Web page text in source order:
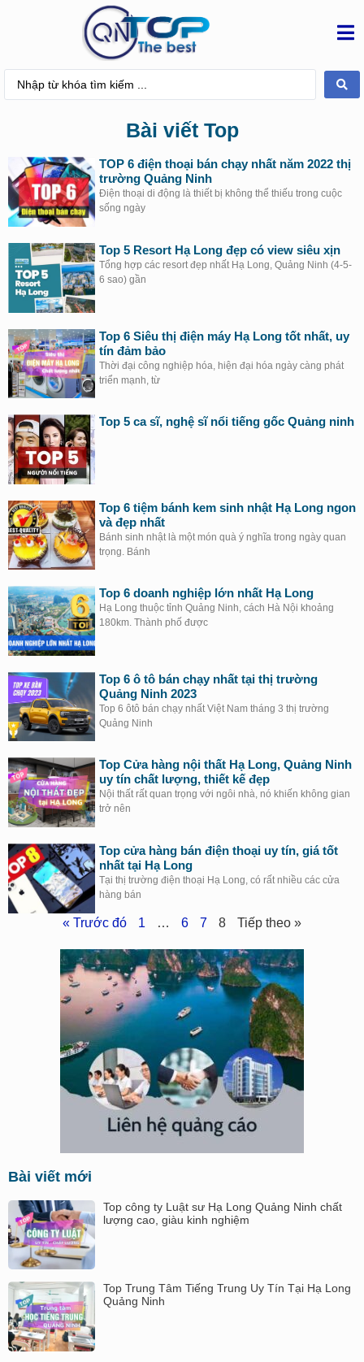
Bài viết Top
TOP 6 điện thoại bán chạy nhất năm 2022 thị
trường Quảng Ninh
Điện thoại di động là thiết bị không thể thiếu trong cuộc
sống ngày
Top 5 Resort Hạ Long đẹp có view siêu xịn
Tổng hợp các resort đẹp nhất Hạ Long, Quảng Ninh (4-5-
6 sao) gần
Top 6 Siêu thị điện máy Hạ Long tốt nhất, uy
tín đảm bảo
Thời đại công nghiệp hóa, hiện đại hóa ngày càng phát
triển mạnh, từ
Top 5 ca sĩ, nghệ sĩ nổi tiếng gốc Quảng ninh
Top 6 tiệm bánh kem sinh nhật Hạ Long ngon
và đẹp nhất
Bánh sinh nhật là một món quà ý nghĩa trong ngày quan
trọng. Bánh
Top 6 doanh nghiệp lớn nhất Hạ Long
Hạ Long thuộc tỉnh Quảng Ninh, cách Hà Nội khoảng
180km. Thành phố được
Top 6 ô tô bán chạy nhất tại thị trường
Quảng Ninh 2023
Top 6 ôtô bán chạy nhất Việt Nam tháng 3 thị trường
Quảng Ninh
Top Cửa hàng nội thất Hạ Long, Quảng Ninh
uy tín chất lượng, thiết kế đẹp
Nội thất rất quan trọng với ngôi nhà, nó khiến không gian
trở nên
Top cửa hàng bán điện thoại uy tín, giá tốt
nhất tại Hạ Long
Tại thị trường điện thoại Hạ Long, có rất nhiều các cửa
hàng bán
« Trước đó 1 … 6 7 8 Tiếp theo »
Bài viết mới
Top công ty Luật sư Hạ Long Quảng Ninh chất
lượng cao, giàu kinh nghiệm
Top Trung Tâm Tiếng Trung Uy Tín Tại Hạ Long
Quảng Ninh